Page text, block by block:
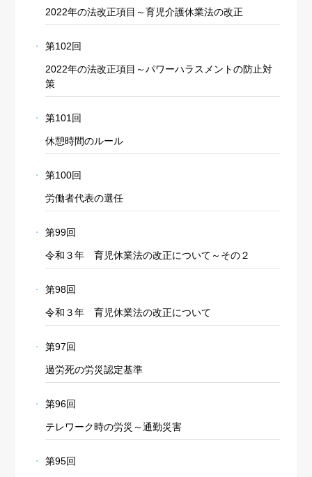
2022年の法改正項目～育児介護休業法の改正
第102回
2022年の法改正項目～パワーハラスメントの防止対
策
第101回
休憩時間のルール
第100回
労働者代表の選任
第99回
令和３年 育児休業法の改正について～その２
第98回
令和３年 育児休業法の改正について
第97回
過労死の労災認定基準
第96回
テレワーク時の労災～通勤災害
第95回